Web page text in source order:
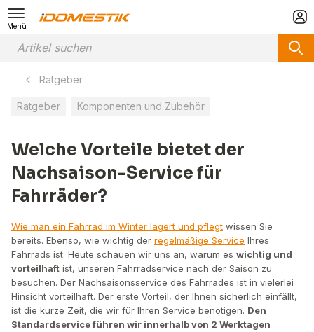
Menü
Ratgeber
Ratgeber Komponenten und Zubehör
Welche Vorteile bietet der
Nachsaison-Service für
Fahrräder?
Wie man ein Fahrrad im Winter lagert und pflegt wissen Sie
bereits. Ebenso, wie wichtig der regelmäßige Service Ihres
Fahrrads ist. Heute schauen wir uns an, warum es wichtig und
vorteilhaft ist, unseren Fahrradservice nach der Saison zu
besuchen. Der Nachsaisonsservice des Fahrrades ist in vielerlei
Hinsicht vorteilhaft. Der erste Vorteil, der Ihnen sicherlich einfällt,
ist die kurze Zeit, die wir für Ihren Service benötigen. Den
Standardservice führen wir innerhalb von 2 Werktagen